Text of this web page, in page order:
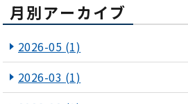
月別アーカイブ
2026-05 (1)
2026-03 (1)